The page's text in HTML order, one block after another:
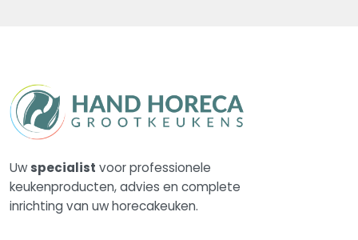
Uw specialist voor professionele
keukenproducten, advies en complete
inrichting van uw horecakeuken.